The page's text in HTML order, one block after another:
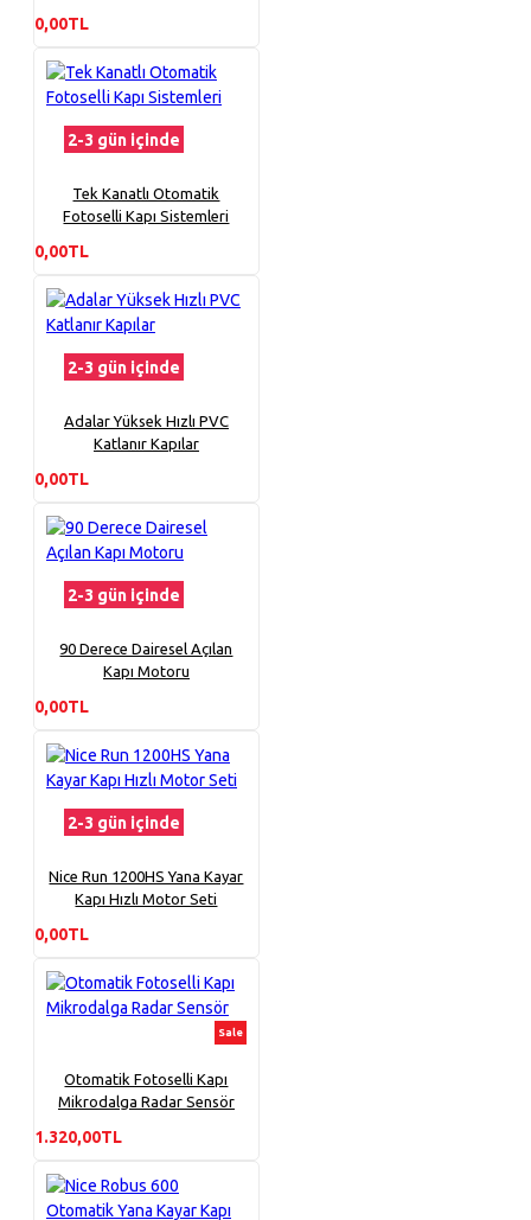
0,00TL
2-3 gün içinde
Tek Kanatlı Otomatik
Fotoselli Kapı Sistemleri
0,00TL
2-3 gün içinde
Adalar Yüksek Hızlı PVC
Katlanır Kapılar
0,00TL
2-3 gün içinde
90 Derece Dairesel Açılan
Kapı Motoru
0,00TL
2-3 gün içinde
Nice Run 1200HS Yana Kayar
Kapı Hızlı Motor Seti
0,00TL
Sale
Otomatik Fotoselli Kapı
Mikrodalga Radar Sensör
1.320,00TL